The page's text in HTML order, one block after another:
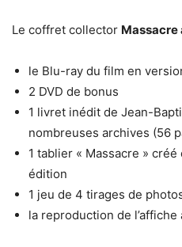
Le coffret collector Massacre
le Blu-ray du film en
2 DVD de bonus
1 livret inédit de Jean-
nombreuses archives (56
1 tablier « Massacre »
édition
1 jeu de 4 tirages de
la reproduction de l’affiche